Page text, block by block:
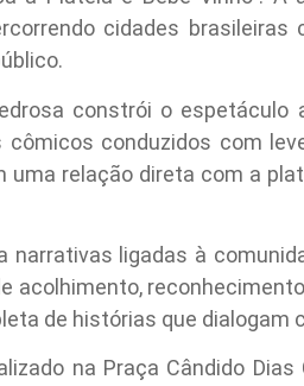
cidades
constrói o
conduzidos com
relação direta com a
ligadas à
acolhimento,
de histórias que dialogam
na Praça Cândido